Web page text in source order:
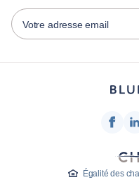
Opérateurs de location de
Propriétaires
Partenaires de franchise
À propos de nous
Español
Français
Türkçe
Votre adresse email
Égalité des